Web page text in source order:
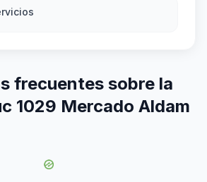
frecuentes sobre la
1029 Mercado Aldam